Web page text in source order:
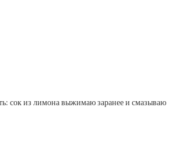
сок из лимона выжимаю заранее и смазываю